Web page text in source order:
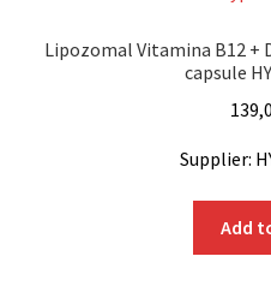
Lipozomal Vitamina B12 +
capsule
Supplier:
Add